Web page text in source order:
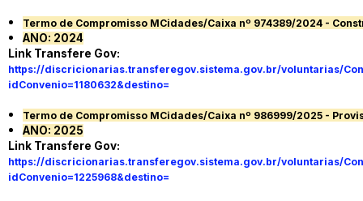
Termo de Compromisso MCidades/Caixa nº 974389/2024 -
ANO: 2024
Link Transfere Gov:
https://discricionarias.transferegov.sistema.gov.br/voluntarias/
idConvenio=1180632&destino=
Termo de Compromisso MCidades/Caixa nº 986999/2025 -
ANO: 2025
Link Transfere Gov:
https://discricionarias.transferegov.sistema.gov.br/voluntarias/
idConvenio=1225968&destino=